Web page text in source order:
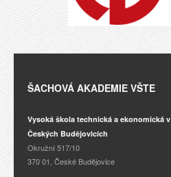
ŠACHOVÁ AKADEMIE VŠTE
Vysoká škola technická a ekonomická v
Českých Budějovicích
Okružní 517/10
370 01, České Budějovice